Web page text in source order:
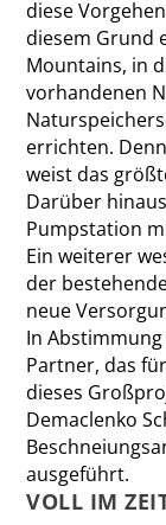
diese
diesem Grund
Mountains, in
vorhandenen
errichten.
weist das
Darüber
Pumpstation
Ein weiterer
der
neue
In
Partner, das
dieses
Demaclenko
ausgeführt.
VOLL IM